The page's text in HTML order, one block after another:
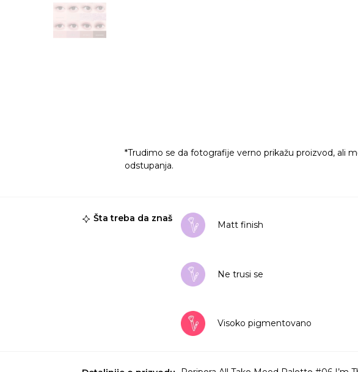
*Trudimo se da fotografije verno prikažu proizvod, ali
odstupanja.
Šta treba da znaš
Matt finish
Ne trusi se
Visoko pigmentovano